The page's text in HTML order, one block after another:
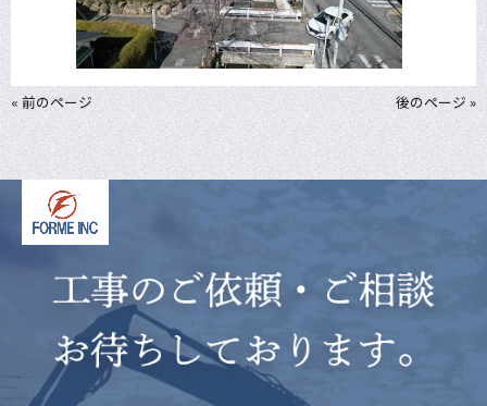
« 前のページ 後のページ »